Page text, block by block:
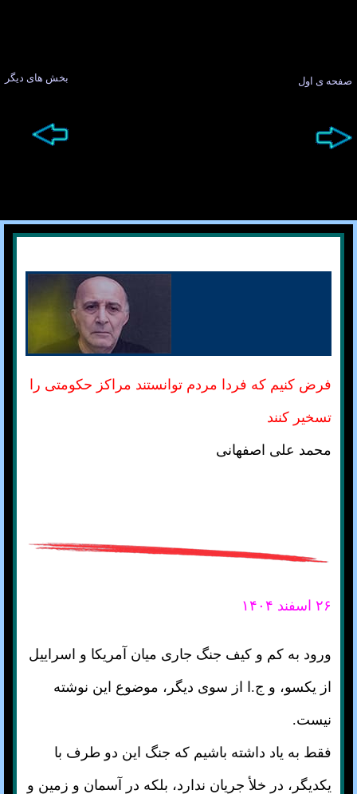
صفحه ی اول بخش های ديگر
فرض کنیم که فردا مردم توانستند مراکز حکومتی را
تسخیر کنند
محمد علی اصفهانی
۲۶ اسفند ۱۴۰۴
ورود به کم و کیف جنگ جاری میان آمریکا و اسراییل
از یکسو، و ج.ا از سوی دیگر، موضوع این نوشته
نیست.
فقط به یاد داشته باشیم که جنگ این دو طرف با
یکدیگر، در خلأ جریان ندارد، بلکه در آسمان و زمین و